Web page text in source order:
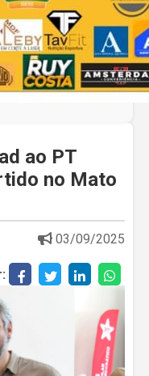
ao PT
no Mato
03/09/2025